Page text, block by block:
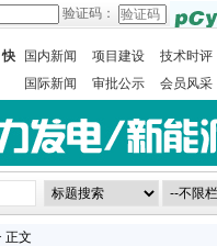
验证码：
快
国内新闻 项目建设
技术时评
国际新闻
审批公示 会员风采
正文